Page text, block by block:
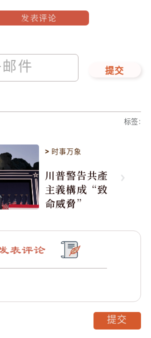
发表评论
提交
标签:
> 时事万象
川普警告共產
主義構成“致
命威脅”
表评论
提交